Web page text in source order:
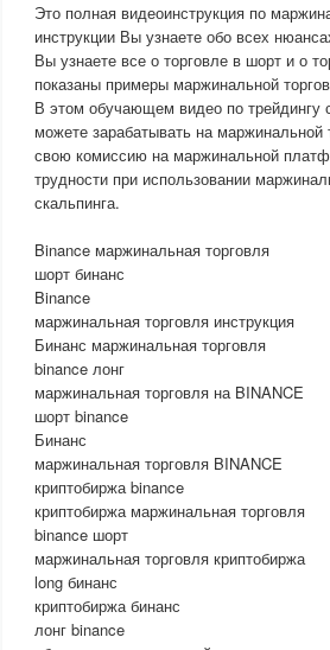
Это полная видеоинструкция по
инструкции Вы узнаете обо всех
Вы узнаете все о торговле в шорт и о
показаны примеры маржинальной
В этом обучающем видео по трейдингу
можете зарабатывать на
свою комиссию на маржинальной
трудности при использовании
скальпинга.
Binance маржинальная торговля
шорт бинанс
Binance
маржинальная торговля инструкция
Бинанс маржинальная торговля
binance лонг
маржинальная торговля на BINANCE
шорт binance
Бинанс
маржинальная торговля BINANCE
криптобиржа binance
криптобиржа маржинальная торговля
binance шорт
маржинальная торговля криптобиржа
long бинанс
криптобиржа бинанс
лонг binance